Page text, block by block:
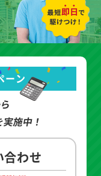
ーン
施中！
合わせ